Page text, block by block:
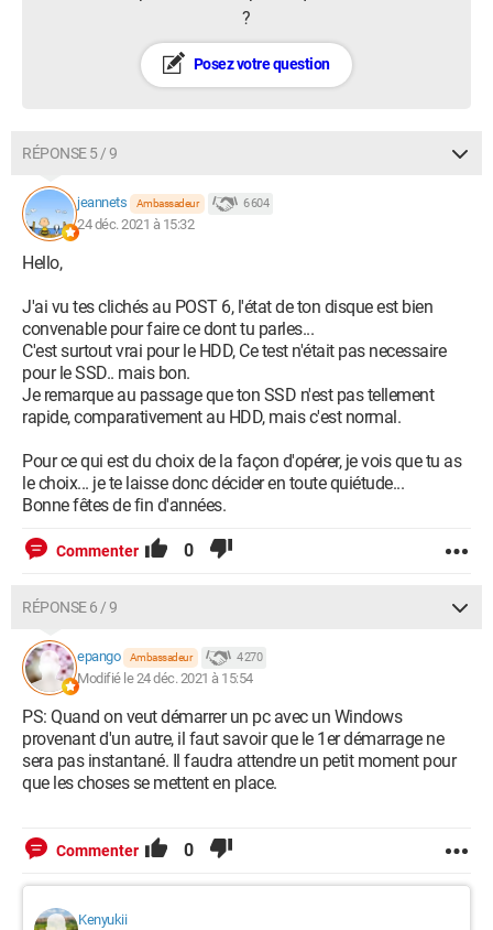
?
Posez votre question
RÉPONSE 5 / 9
jeannets Ambassadeur 6 604
24 déc. 2021 à 15:32
Hello,
J'ai vu tes clichés au POST 6, l'état de ton disque est bien
convenable pour faire ce dont tu parles...
C'est surtout vrai pour le HDD, Ce test n'était pas necessaire
pour le SSD.. mais bon.
Je remarque au passage que ton SSD n'est pas tellement
rapide, comparativement au HDD, mais c'est normal.
Pour ce qui est du choix de la façon d'opérer, je vois que tu as
le choix... je te laisse donc décider en toute quiétude...
Bonne fêtes de fin d'années.
Commenter 0
RÉPONSE 6 / 9
epango Ambassadeur 4 270
Modifié le 24 déc. 2021 à 15:54
PS: Quand on veut démarrer un pc avec un Windows
provenant d'un autre, il faut savoir que le 1er démarrage ne
sera pas instantané. Il faudra attendre un petit moment pour
que les choses se mettent en place.
Commenter 0
Kenyukii